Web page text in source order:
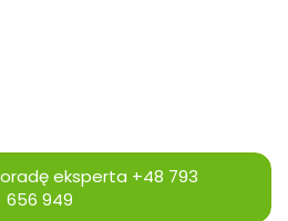
eksperta +48 793
656 949